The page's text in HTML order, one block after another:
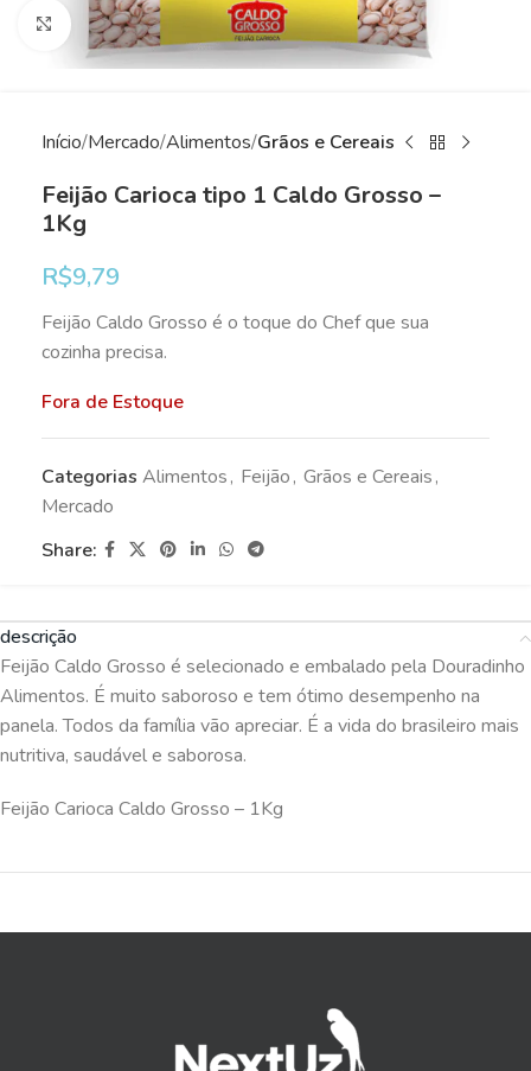
Clique para ampliar
Início Mercado Alimentos Grãos e Cereais
Feijão Carioca tipo 1 Caldo Grosso –
1Kg
R$9,79
Feijão Caldo Grosso é o toque do Chef que sua
cozinha precisa.
Fora de Estoque
Categorias Alimentos, Feijão, Grãos e Cereais,
Mercado
Share:
descrição
Feijão Caldo Grosso é selecionado e embalado pela Douradinho
Alimentos. É muito saboroso e tem ótimo desempenho na
panela. Todos da família vão apreciar. É a vida do brasileiro mais
nutritiva, saudável e saborosa.
Feijão Carioca Caldo Grosso – 1Kg